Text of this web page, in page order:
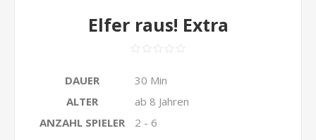
Elfer raus! Extra
DAUER
30 Min
ALTER
ab 8 Jahren
ANZAHL SPIELER
2 - 6